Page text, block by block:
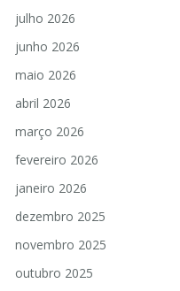
julho 2026
junho 2026
maio 2026
abril 2026
março 2026
fevereiro 2026
janeiro 2026
dezembro 2025
novembro 2025
outubro 2025